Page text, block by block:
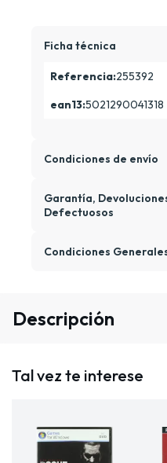
Ficha técnica
Referencia:255392
ean13:5021290041318
Condiciones de envío
Garantía,
Defectuosos
Condiciones
Descripción
Tal vez te interese